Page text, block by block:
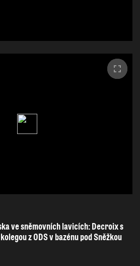
ve sněmovních lavicích: Decroix s
z ODS v bazénu pod Sněžkou